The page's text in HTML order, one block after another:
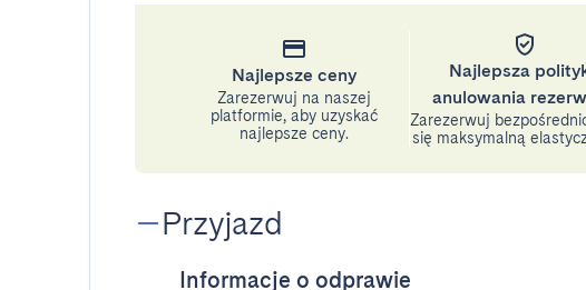
Najlepsze ceny
Zarezerwuj na naszej
platformie, aby uzyskać
najlepsze ceny.
Najlepsza
anulowania
Zarezerwuj
się maksymalną
Przyjazd
Informacje o odprawie